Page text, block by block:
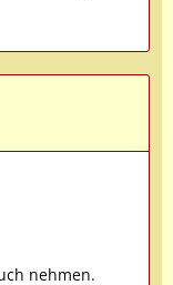
nehmen.